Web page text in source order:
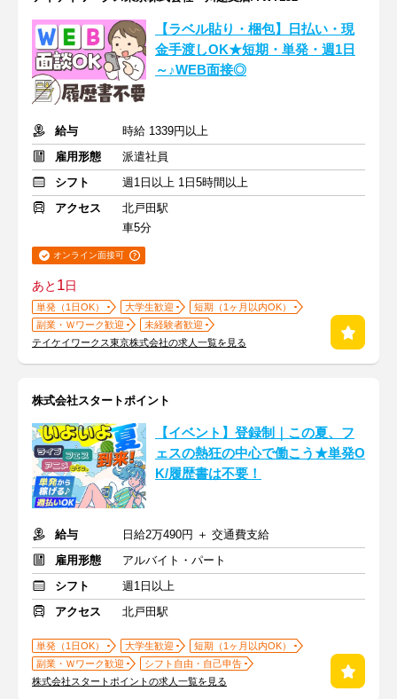
【ラベル貼り・梱包】日払い・現
金手渡しOK★短期・単発・週1日
～♪WEB面接◎
給与
時給 1339円以上
雇用形態
派遣社員
シフト
週1日以上 1日5時間以上
アクセス
北戸田駅
車5分
オンライン面接可
あと 1日
単発（1日OK） 大学生歓迎
短期（1ヶ月以内OK）
副業・Ｗワーク歓迎
未経験者歓迎
テイケイワークス東京株式会社の求人一覧を見る
株式会社スタートポイント
【イベント】登録制｜この夏、フ
ェスの熱狂の中心で働こう★単発O
K/履歴書は不要！
給与
日給2万490円 ＋ 交通費支給
雇用形態
アルバイト・パート
シフト
週1日以上
アクセス
北戸田駅
単発（1日OK） 大学生歓迎
短期（1ヶ月以内OK）
副業・Ｗワーク歓迎
シフト自由・自己申告
株式会社スタートポイントの求人一覧を見る